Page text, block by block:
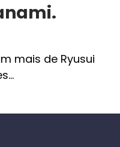
mais de Ryusui